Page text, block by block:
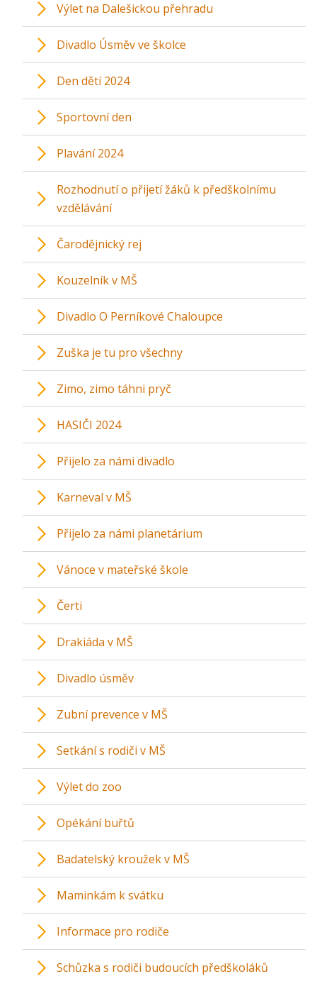
Výlet na Dalešickou přehradu
Divadlo Úsměv ve školce
Den dětí 2024
Sportovní den
Plavání 2024
Rozhodnutí o přijetí žáků k předškolnímu
vzdělávání
Čarodějnický rej
Kouzelník v MŠ
Divadlo O Perníkové Chaloupce
Zuška je tu pro všechny
Zimo, zimo táhni pryč
HASIČI 2024
Přijelo za námi divadlo
Karneval v MŠ
Přijelo za námi planetárium
Vánoce v mateřské škole
Čerti
Drakiáda v MŠ
Divadlo úsměv
Zubní prevence v MŠ
Setkání s rodiči v MŠ
Výlet do zoo
Opékání buřtů
Badatelský kroužek v MŠ
Maminkám k svátku
Informace pro rodiče
Schůzka s rodiči budoucích předškoláků